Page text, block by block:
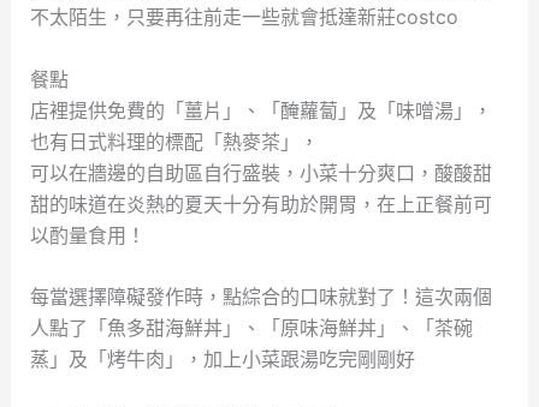
不太陌生，只要再往前走一些就會抵達新莊costco
餐點
店裡提供免費的「薑片」、「醃蘿蔔」及「味噌湯」，
也有日式料理的標配「熱麥茶」，
可以在牆邊的自助區自行盛裝，小菜十分爽口，酸酸甜
甜的味道在炎熱的夏天十分有助於開胃，在上正餐前可
以酌量食用！
每當選擇障礙發作時，點綜合的口味就對了！這次兩個
人點了「魚多甜海鮮丼」、「原味海鮮丼」、「茶碗
蒸」及「烤牛肉」，加上小菜跟湯吃完剛剛好